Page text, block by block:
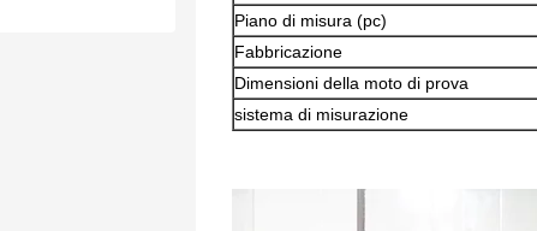
Piano di misura (pc)
Fabbricazione
Dimensioni della moto di prova
sistema di misurazione